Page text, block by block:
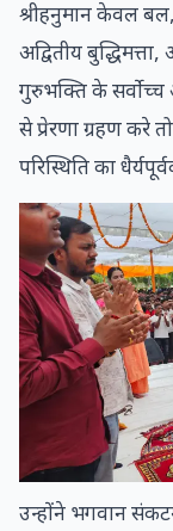
श्रीहनुमान केवल
अद्वितीय
गुरुभक्ति के सर्वोच्च
से प्रेरणा ग्रहण करे
परिस्थिति का
उन्होंने भगवान